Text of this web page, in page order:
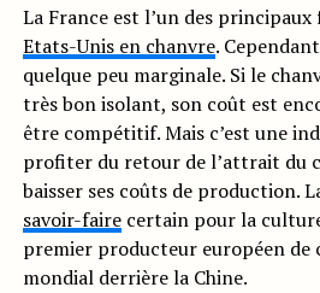
La France est l’un des principaux
Etats-Unis en chanvre.
quelque peu marginale. Si le
très bon isolant, son coût est
être compétitif. Mais c’est une
profiter du retour de l’attrait du
baisser ses coûts de production.
savoir-fairecertain pour la culture
premier producteur européen de
mondial derrière la Chine.